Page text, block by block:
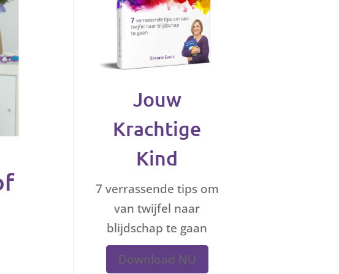
Jouw
Krachtige
Kind
7 verrassende tips om
van twijfel naar
blijdschap te gaan
Download NU